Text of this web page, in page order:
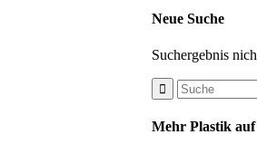
Neue Suche
Suchergebnis
Mehr Plastik